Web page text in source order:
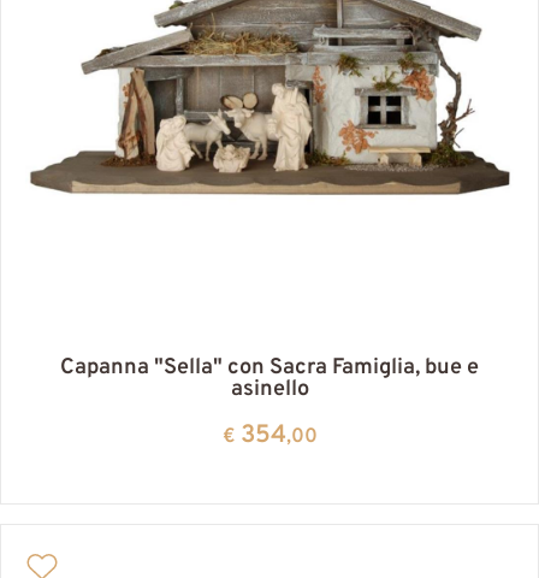
Capanna "Sella" con Sacra Famiglia, bue e
asinello
€354,00